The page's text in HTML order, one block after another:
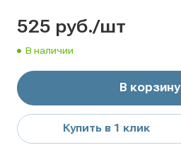
525 руб./шт
В наличии
В корзину
Купить в 1 клик